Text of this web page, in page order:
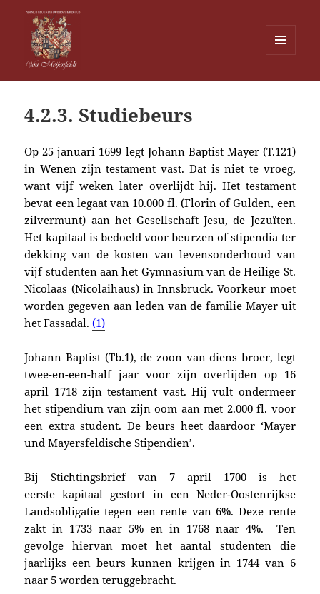
WIDGETS
4.2.3. Studiebeurs
Op 25 januari 1699 legt Johann Baptist Mayer (T.121)
in Wenen zijn testament vast. Dat is niet te vroeg,
want vijf weken later overlijdt hij. Het testament
bevat een legaat van 10.000 fl. (Florin of Gulden, een
zilvermunt) aan het Gesellschaft Jesu, de Jezuïten.
Het kapitaal is bedoeld voor beurzen of stipendia ter
dekking van de kosten van levensonderhoud van
vijf studenten aan het Gymnasium van de Heilige St.
Nicolaas (Nicolaihaus) in Innsbruck. Voorkeur moet
worden gegeven aan leden van de familie Mayer uit
het Fassadal.(1)
Johann Baptist (Tb.1), de zoon van diens broer, legt
twee-en-een-half jaar voor zijn overlijden op 16
april 1718 zijn testament vast. Hij vult ondermeer
het stipendium van zijn oom aan met 2.000 fl. voor
een extra student. De beurs heet daardoor ‘Mayer
und Mayersfeldische Stipendien’.
Bij Stichtingsbrief van 7 april 1700 is het
eerste kapitaal gestort in een Neder-Oostenrijkse
Landsobligatie tegen een rente van 6%. Deze rente
zakt in 1733 naar 5% en in 1768 naar 4%. Ten
gevolge hiervan moet het aantal studenten die
jaarlijks een beurs kunnen krijgen in 1744 van 6
naar 5 worden teruggebracht.